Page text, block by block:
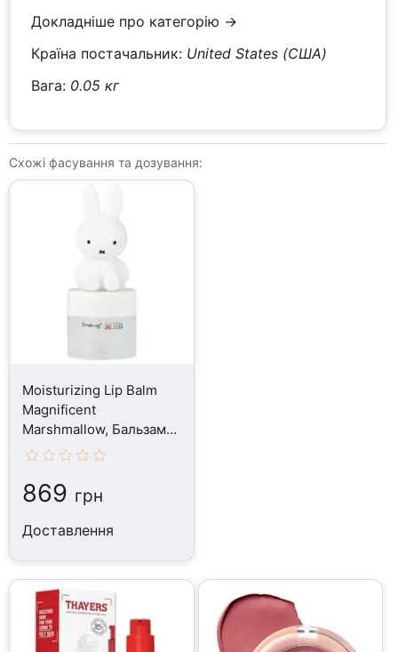
Докладніше про категорію →
Країна постачальник: United States (США)
Вага: 0.05 кг
Схожі фасування та дозування:
Moisturizing Lip Balm
Magnificent
Marshmallow, Бальзам
для губ, 8 г
869 грн
Доставлення